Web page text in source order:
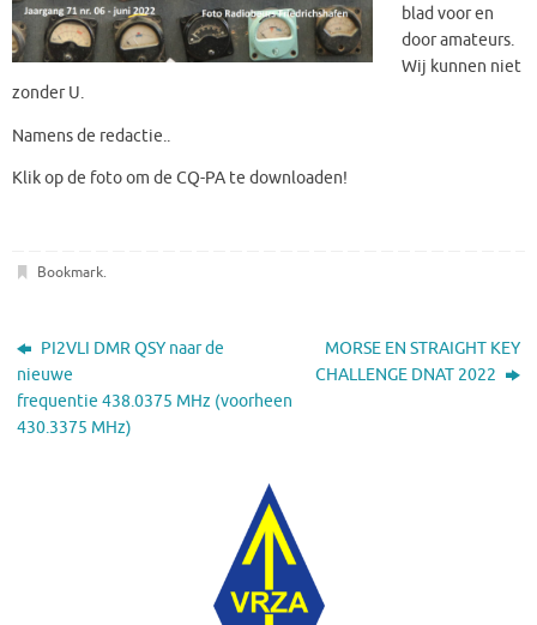
blad voor en
door amateurs.
Wij kunnen niet
zonder U.
Namens de redactie..
Klik op de foto om de CQ-PA te downloaden!
Bookmark.
PI2VLI DMR QSY naar de
nieuwe
frequentie 438.0375 MHz (voorheen
430.3375 MHz)
MORSE EN STRAIGHT KEY
CHALLENGE DNAT 2022